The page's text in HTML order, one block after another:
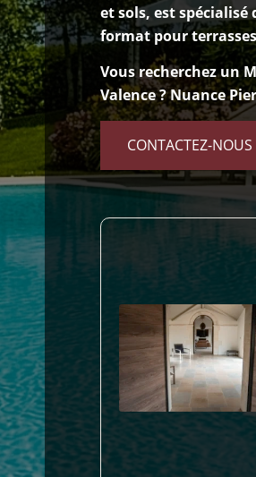
et sols, est
format pour
Vous recherchez un
Valence ? Nuance
CONTACTEZ-NOUS